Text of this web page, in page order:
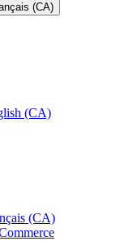
(CA)
(CA)
(CA)